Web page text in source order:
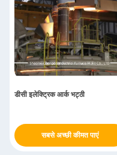
डीसी इलेक्ट्रिक आर्क भट्ठी
सबसे अच्छी कीमत पाएं